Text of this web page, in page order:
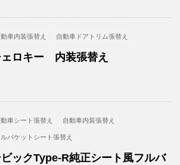
車内装張替え 自動車ドアトリム張替え
ェロキー 内装張替え
車シート張替え 自動車内装張替え
バケットシート張替え
ックType-R純正シート風フルバ